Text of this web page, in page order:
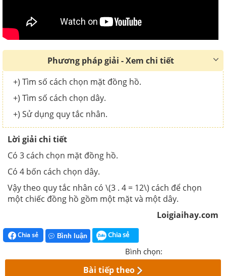
Phương pháp giải - Xem chi tiết
+) Tìm số cách chọn mặt đồng hồ.
+) Tìm số cách chọn dây.
+) Sử dụng quy tắc nhân.
Lời giải chi tiết
Có 3 cách chọn mặt đồng hồ.
Có 4 bốn cách chọn dây.
Vậy theo quy tắc nhân có \(3 . 4 = 12\) cách để chọn
một chiếc đồng hồ gồm một mặt và một dây.
Loigiaihay.com
Chia sẻ Bình luận Chia sẻ
Bình chọn:
Bài tiếp theo